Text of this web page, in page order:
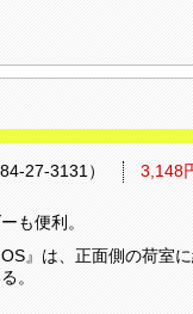
27-3131） 3,148
も便利。
』は、正面側の荷室
。